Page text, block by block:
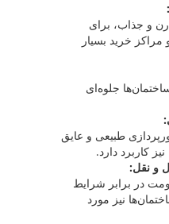
و جذاب، برای
خرید بسیار
جلوه‌ای
طبیعی و عایق
کاربرد دارد.
و نقل:
در برابر شرایط
نیز مورد